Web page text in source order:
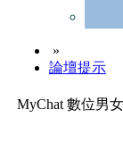
»
論壇提示
MyChat 數位男